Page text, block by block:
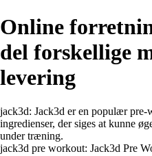
Online
del forskellige
levering
jack3d: Jack3d er en populær
ingredienser, der siges at kunne
under træning.
jack3d pre workout: Jack3d Pre